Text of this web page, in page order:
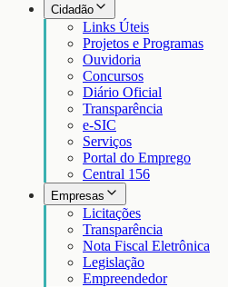
Cidadão
Links Úteis
Projetos e Programas
Ouvidoria
Concursos
Diário Oficial
Transparência
e-SIC
Serviços
Portal do Emprego
Central 156
Empresas
Licitações
Transparência
Nota Fiscal Eletrônica
Legislação
Empreendedor